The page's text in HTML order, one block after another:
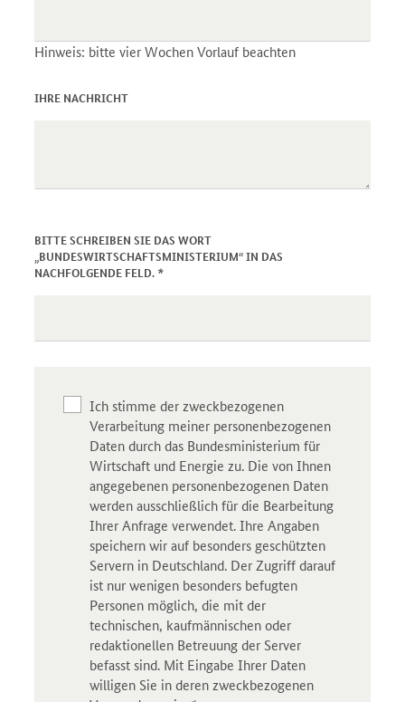
Hinweis: bitte vier Wochen Vorlauf beachten
IHRE NACHRICHT
BITTE SCHREIBEN SIE DAS WORT
„BUNDESWIRTSCHAFTSMINISTERIUM“ IN DAS
NACHFOLGENDE FELD. *
Ich stimme der zweckbezogenen
Verarbeitung meiner personenbezogenen
Daten durch das Bundesministerium für
Wirtschaft und Energie zu. Die von Ihnen
angegebenen personenbezogenen Daten
werden ausschließlich für die Bearbeitung
Ihrer Anfrage verwendet. Ihre Angaben
speichern wir auf besonders geschützten
Servern in Deutschland. Der Zugriff darauf
ist nur wenigen besonders befugten
Personen möglich, die mit der
technischen, kaufmännischen oder
redaktionellen Betreuung der Server
befasst sind. Mit Eingabe Ihrer Daten
willigen Sie in deren zweckbezogenen